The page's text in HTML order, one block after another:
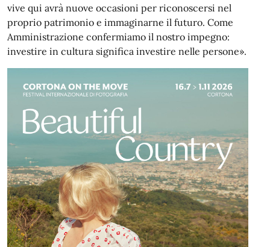
vive qui avrà nuove occasioni per riconoscersi nel
proprio patrimonio e immaginarne il futuro. Come
Amministrazione confermiamo il nostro impegno:
investire in cultura significa investire nelle persone».